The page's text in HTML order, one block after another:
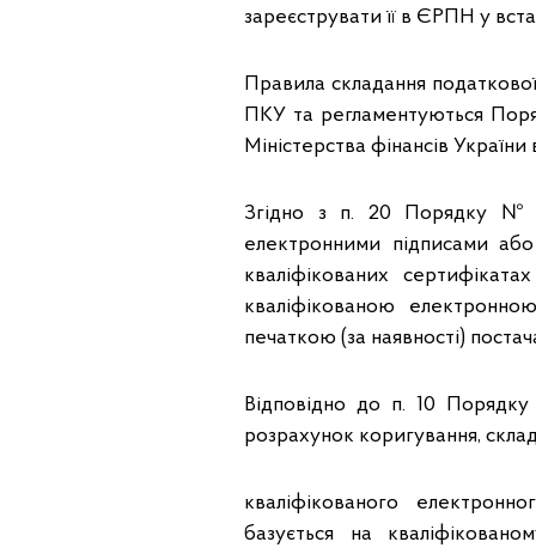
зареєструвати її в ЄРПН у
Правила складання
ПКУ та регламентуються
Міністерства фінансів
Згідно з п. 20 Порядку №
електронними підписами
кваліфікованих
кваліфікованою
печаткою (за наявності)
Відповідно до п. 10
розрахунок коригування,
кваліфікованого
базується на